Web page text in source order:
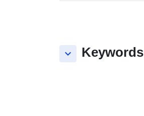
keyboard_arrow_down Keywords